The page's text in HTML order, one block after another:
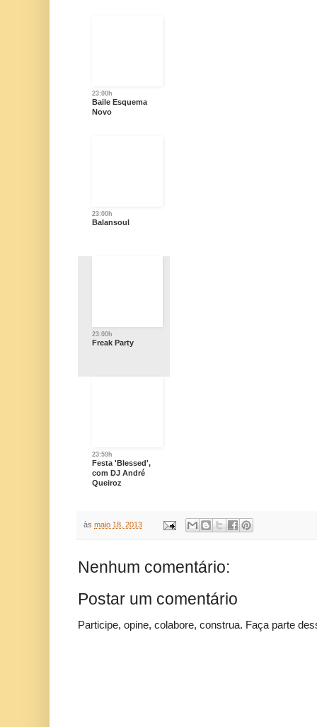
Baile Esquema
Novo
23:00h
Balansoul
23:00h
Freak Party
23:00h
Festa 'Blessed',
com DJ André
Queiroz
23:59h
às maio 18, 2013
Nenhum comentário:
Postar um comentário
Participe, opine, colabore, construa. Faça parte